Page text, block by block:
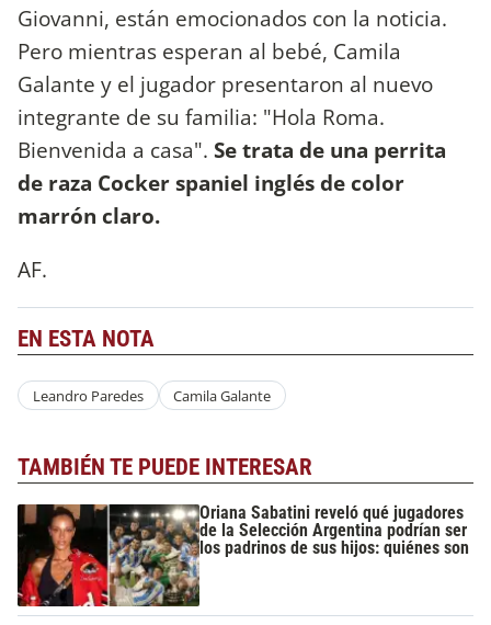
Giovanni, están emocionados con la noticia.
Pero mientras esperan al bebé, Camila
Galante y el jugador presentaron al nuevo
integrante de su familia: "Hola Roma.
Bienvenida a casa". Se trata de una perrita
de raza Cocker spaniel inglés de color
marrón claro.
AF.
EN ESTA NOTA
Leandro Paredes Camila Galante
TAMBIÉN TE PUEDE INTERESAR
Oriana Sabatini reveló qué jugadores
de la Selección Argentina podrían ser
los padrinos de sus hijos: quiénes son